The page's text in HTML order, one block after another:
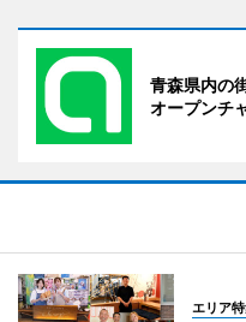
青森県内の
オープンチ
エリア